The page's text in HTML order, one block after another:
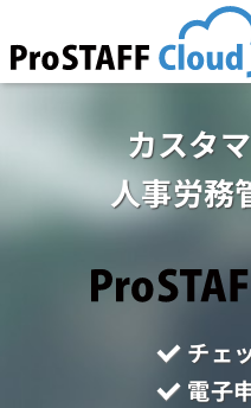
カスタ
人事労務
チェ
電子